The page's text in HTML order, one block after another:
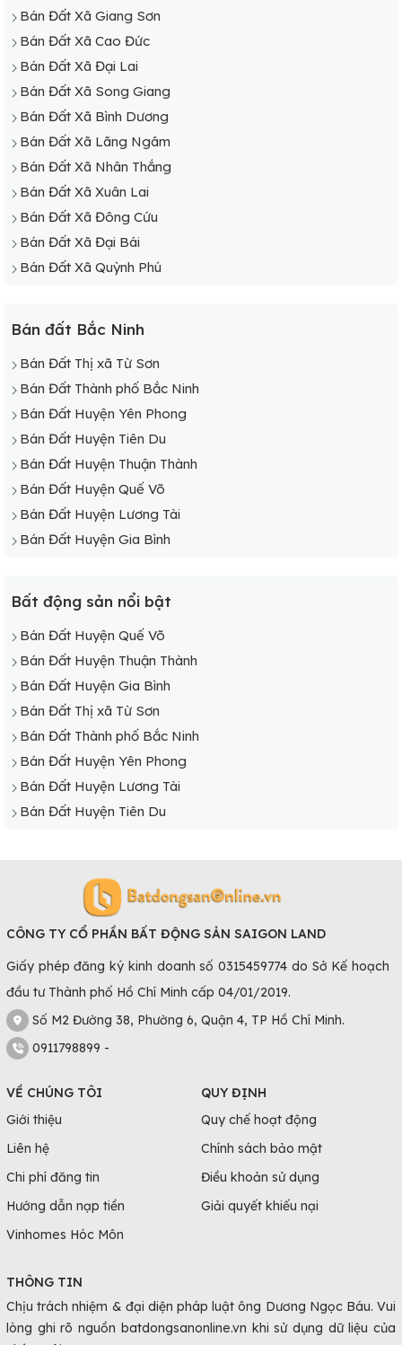
Bán Đất Xã Giang Sơn
Bán Đất Xã Cao Đức
Bán Đất Xã Đại Lai
Bán Đất Xã Song Giang
Bán Đất Xã Bình Dương
Bán Đất Xã Lãng Ngâm
Bán Đất Xã Nhân Thắng
Bán Đất Xã Xuân Lai
Bán Đất Xã Đông Cứu
Bán Đất Xã Đại Bái
Bán Đất Xã Quỳnh Phú
Bán đất Bắc Ninh
Bán Đất Thị xã Từ Sơn
Bán Đất Thành phố Bắc Ninh
Bán Đất Huyện Yên Phong
Bán Đất Huyện Tiên Du
Bán Đất Huyện Thuận Thành
Bán Đất Huyện Quế Võ
Bán Đất Huyện Lương Tài
Bán Đất Huyện Gia Bình
Bất động sản nổi bật
Bán Đất Huyện Quế Võ
Bán Đất Huyện Thuận Thành
Bán Đất Huyện Gia Bình
Bán Đất Thị xã Từ Sơn
Bán Đất Thành phố Bắc Ninh
Bán Đất Huyện Yên Phong
Bán Đất Huyện Lương Tài
Bán Đất Huyện Tiên Du
CÔNG TY CỔ PHẦN BẤT ĐỘNG SẢN SAIGON LAND
Giấy phép đăng ký kinh doanh số 0315459774 do Sở Kế hoạch
đầu tư Thành phố Hồ Chí Minh cấp 04/01/2019.
Số M2 Đường 38, Phường 6, Quận 4, TP Hồ Chí Minh.
0911798899 -
VỀ CHÚNG TÔI
Giới thiệu
Liên hệ
Chi phí đăng tin
Hướng dẫn nạp tiền
Vinhomes Hóc Môn
QUY ĐỊNH
Quy chế hoạt động
Chính sách bảo mật
Điều khoản sử dụng
Giải quyết khiếu nại
THÔNG TIN
Chịu trách nhiệm & đại diện pháp luật ông Dương Ngọc Báu. Vui
lòng ghi rõ nguồn batdongsanonline.vn khi sử dụng dữ liệu của